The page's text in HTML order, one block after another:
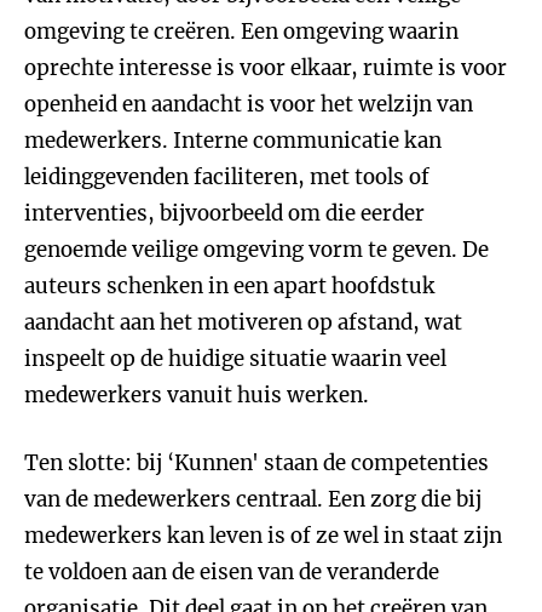
omgeving te creëren. Een omgeving waarin
oprechte interesse is voor elkaar, ruimte is voor
openheid en aandacht is voor het welzijn van
medewerkers. Interne communicatie kan
leidinggevenden faciliteren, met tools of
interventies, bijvoorbeeld om die eerder
genoemde veilige omgeving vorm te geven. De
auteurs schenken in een apart hoofdstuk
aandacht aan het motiveren op afstand, wat
inspeelt op de huidige situatie waarin veel
medewerkers vanuit huis werken.
Ten slotte: bij ‘Kunnen' staan de competenties
van de medewerkers centraal. Een zorg die bij
medewerkers kan leven is of ze wel in staat zijn
te voldoen aan de eisen van de veranderde